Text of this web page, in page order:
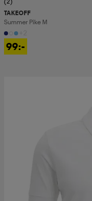
TAKEOFF
Summer Pike M
99:-